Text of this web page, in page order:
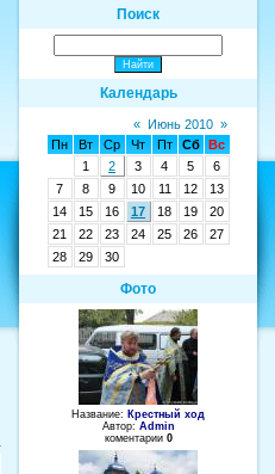
Поиск
Календарь
« Июнь 2010 »
Пн
Вт Ср Чт Пт Сб
Вс
1
2 3 4 5
6
7
8 9 10 11 12
13
14
15 16 17 18 19
20
21
22 23 24 25 26
27
28
29 30
Фото
Название: Крестный ход
Автор: Admin
коментарии 0